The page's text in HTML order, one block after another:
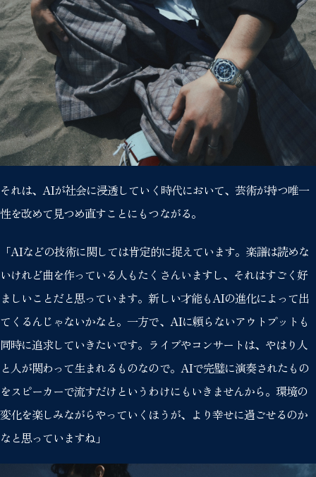
それは、AIが社会に浸透していく時代において、芸術が持つ唯一
性を改めて見つめ直すことにもつながる。
「AIなどの技術に関しては肯定的に捉えています。楽譜は読めな
いけれど曲を作っている人もたくさんいますし、それはすごく好
ましいことだと思っています。新しい才能もAIの進化によって出
てくるんじゃないかなと。一方で、AIに頼らないアウトプットも
同時に追求していきたいです。ライブやコンサートは、やはり人
と人が関わって生まれるものなので。AIで完璧に演奏されたもの
をスピーカーで流すだけというわけにもいきませんから。環境の
変化を楽しみながらやっていくほうが、より幸せに過ごせるのか
なと思っていますね」